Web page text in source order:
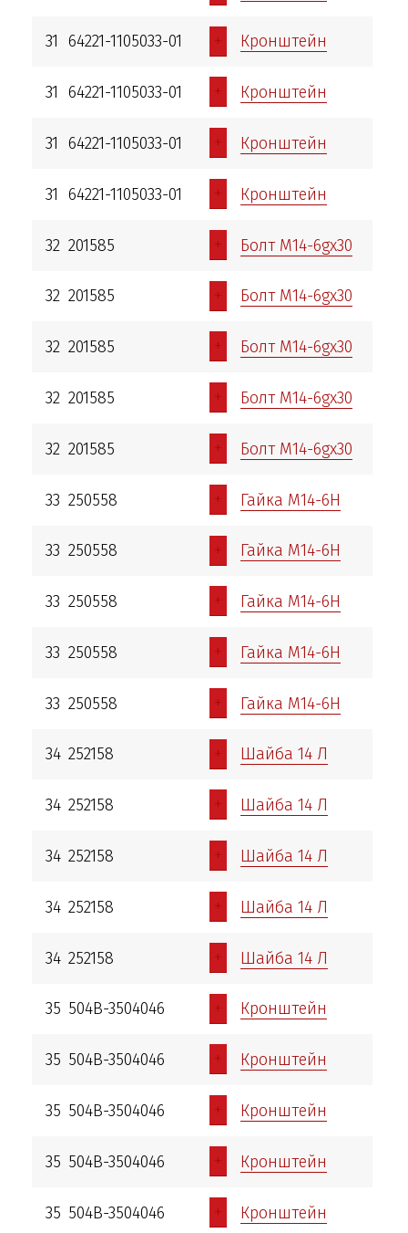
31 64221-1105033-01 + Кронштейн
31 64221-1105033-01 + Кронштейн
31 64221-1105033-01 + Кронштейн
31 64221-1105033-01 + Кронштейн
32 201585 + Болт М14-6gх30
32 201585 + Болт М14-6gх30
32 201585 + Болт М14-6gх30
32 201585 + Болт М14-6gх30
32 201585 + Болт М14-6gх30
33 250558 + Гайка М14-6Н
33 250558 + Гайка М14-6Н
33 250558 + Гайка М14-6Н
33 250558 + Гайка М14-6Н
33 250558 + Гайка М14-6Н
34 252158 + Шайба 14 Л
34 252158 + Шайба 14 Л
34 252158 + Шайба 14 Л
34 252158 + Шайба 14 Л
34 252158 + Шайба 14 Л
35 504В-3504046 + Кронштейн
35 504В-3504046 + Кронштейн
35 504В-3504046 + Кронштейн
35 504В-3504046 + Кронштейн
35 504В-3504046 + Кронштейн